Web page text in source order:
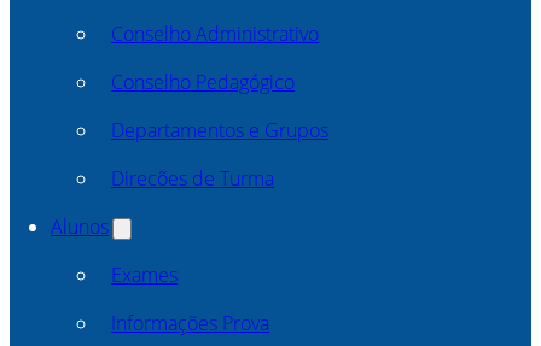
Conselho Administrativo
Conselho Pedagógico
Departamentos e Grupos
Direcões de Turma
Alunos
Exames
Informações Prova